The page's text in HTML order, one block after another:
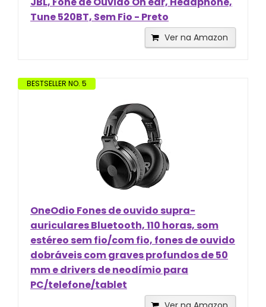
Tune 520BT, Sem Fio - Preto
Ver na Amazon
BESTSELLER NO. 5
OneOdio Fones de ouvido supra-
auriculares Bluetooth, 110 horas, som
estéreo sem fio/com fio, fones de ouvido
dobráveis com graves profundos de 50
mm e drivers de neodímio para
PC/telefone/tablet